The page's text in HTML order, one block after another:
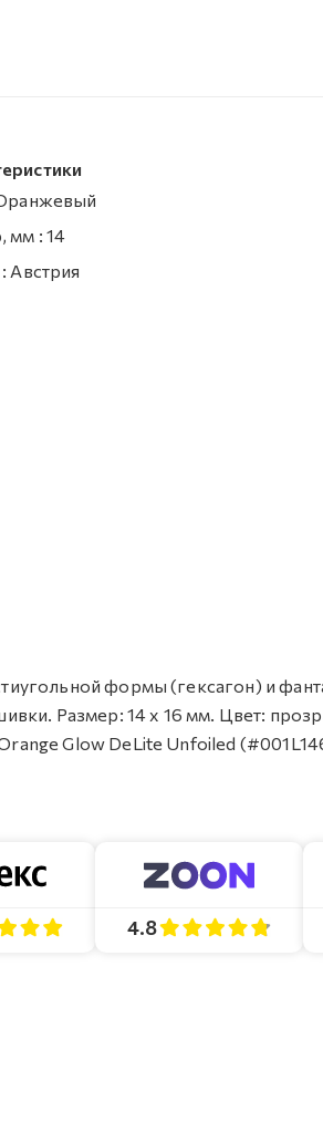
мм : 14
: Австрия
формы (гексагон) и
Размер: 14 х 16 мм. Цвет:
Glow DeLite Unfoiled
4.8